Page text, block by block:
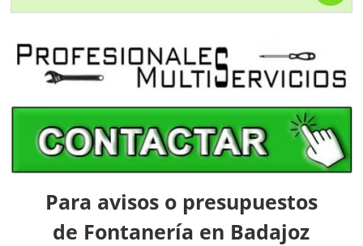
Para avisos o presupuestos
de Fontanería en Badajoz